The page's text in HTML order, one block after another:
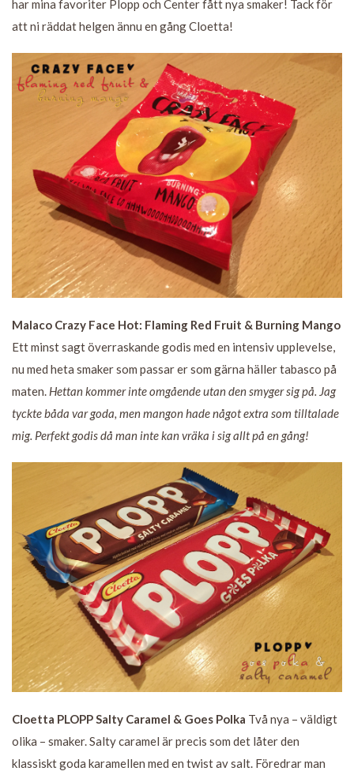
har mina favoriter Plopp och Center fått nya smaker! Tack för
att ni räddat helgen ännu en gång Cloetta!
Malaco Crazy Face Hot: Flaming Red Fruit & Burning Mango
Ett minst sagt överraskande godis med en intensiv upplevelse,
nu med heta smaker som passar er som gärna häller tabasco på
maten. Hettan kommer inte omgående utan den smyger sig på. Jag
tyckte båda var goda, men mangon hade något extra som tilltalade
mig. Perfekt godis då man inte kan vräka i sig allt på en gång!
Cloetta PLOPP Salty Caramel & Goes Polka Två nya – väldigt
olika – smaker. Salty caramel är precis som det låter den
klassiskt goda karamellen med en twist av salt. Föredrar man